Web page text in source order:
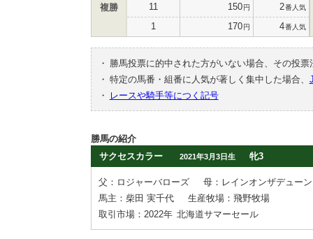
複勝 11 150円 2番人気
1 170円 4番人気
・
勝馬投票に的中された方がいない場合、その投
・ 特定の馬番・組番に人気が著しく集中した場合、
・
レースや騎手等につく記号
勝馬の紹介
サクセスカラー
2021年3月3日生 牝3
父：ロジャーバローズ
母：レインオンザデューン
馬主：柴田 実千代
生産牧場：飛野牧場
取引市場：2022年 北海道サマーセール